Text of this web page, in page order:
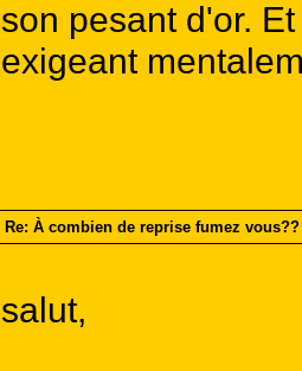
son pesant d'or.
exigeant
Re: À combien de reprise fumez vous??
salut,